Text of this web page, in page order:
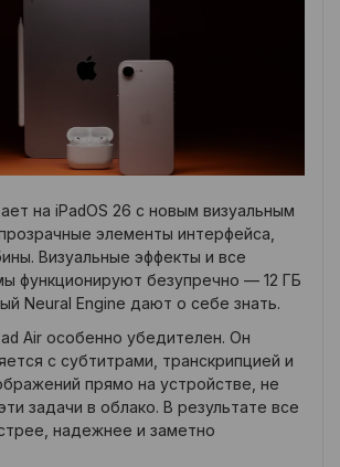
на iPadOS 26 с новым визуальным
элементы интерфейса,
Визуальные эффекты и все
функционируют безупречно — 12 ГБ
Neural Engine дают о себе знать.
Air особенно убедителен. Он
с субтитрами, транскрипцией и
прямо на устройстве, не
задачи в облако. В результате все
надежнее и заметно